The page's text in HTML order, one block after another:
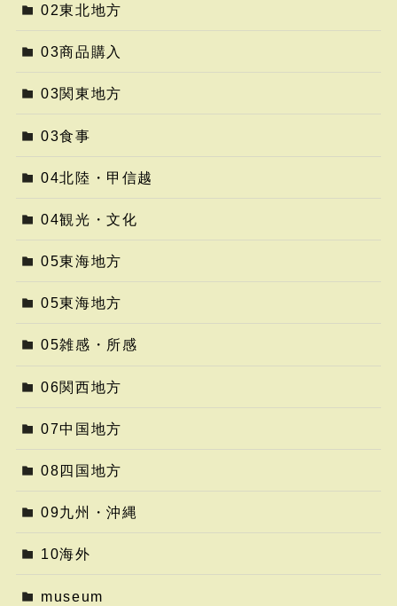
02東北地方
03商品購入
03関東地方
03食事
04北陸・甲信越
04観光・文化
05東海地方
05東海地方
05雑感・所感
06関西地方
07中国地方
08四国地方
09九州・沖縄
10海外
museum